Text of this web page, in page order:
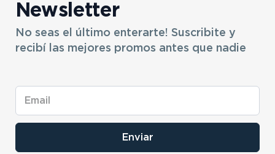
Newsletter
No seas el último enterarte! Suscribite y
recibí las mejores promos antes que nadie
Enviar